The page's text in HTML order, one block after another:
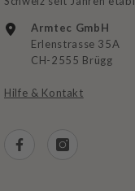
Armtec GmbH
Erlenstrasse 35A
CH-2555 Brügg
Hilfe & Kontakt